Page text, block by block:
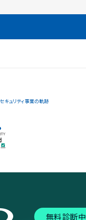
セキュリティ事業の軌跡
無料診断中